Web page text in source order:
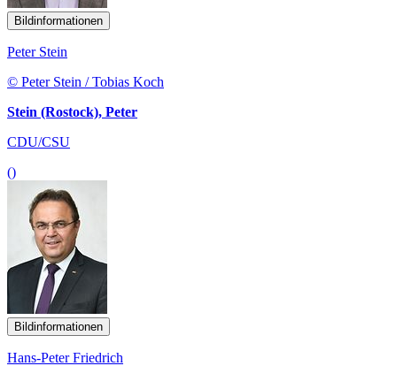
Bildinformationen
Peter Stein
© Peter Stein / Tobias Koch
Stein (Rostock), Peter
CDU/CSU
()
Bildinformationen
Hans-Peter Friedrich